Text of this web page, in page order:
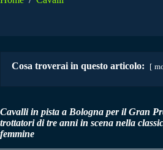
Cosa troverai in questo articolo:
Cavalli in pista a Bologna per il Gran
trottatori di tre anni in scena nella
femmine